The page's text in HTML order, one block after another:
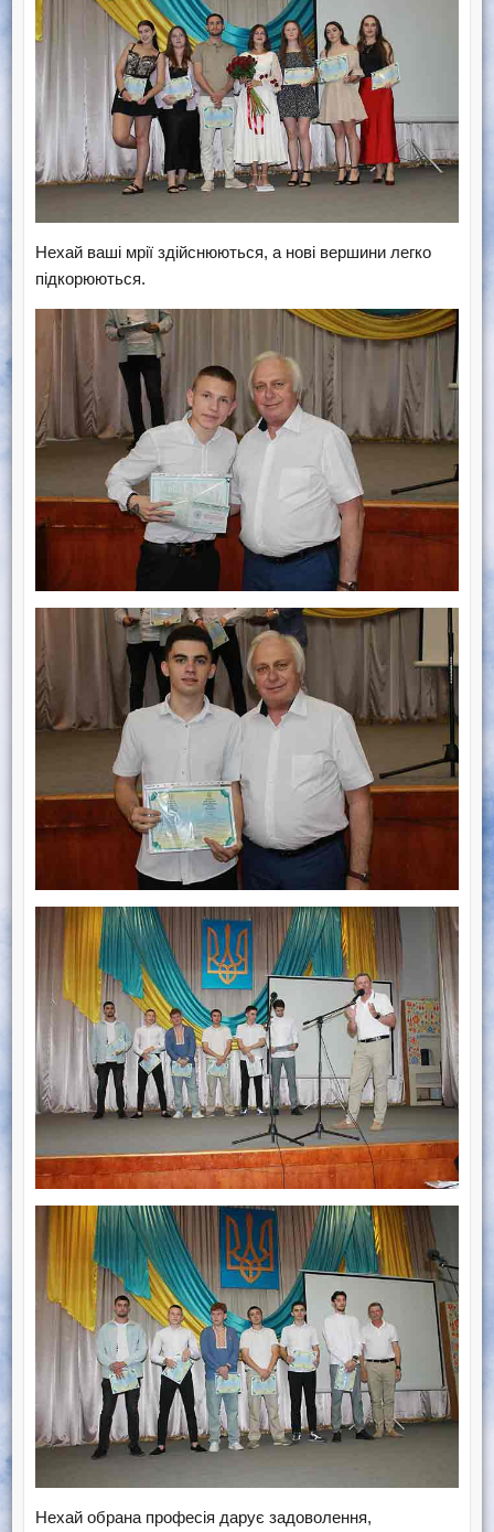
Нехай ваші мрії здійснюються, а нові вершини легко
підкорюються.
Нехай обрана професія дарує задоволення,